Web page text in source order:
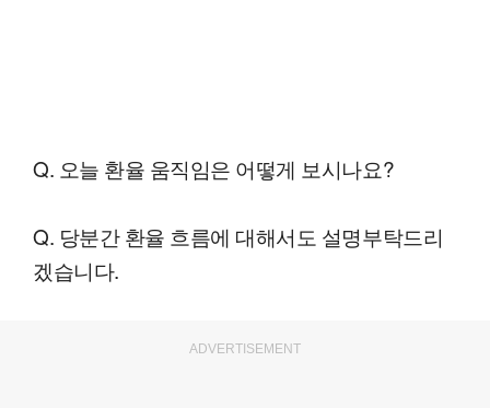
Q. 오늘 환율 움직임은 어떻게 보시나요?
Q. 당분간 환율 흐름에 대해서도 설명부탁드리
겠습니다.
ADVERTISEMENT